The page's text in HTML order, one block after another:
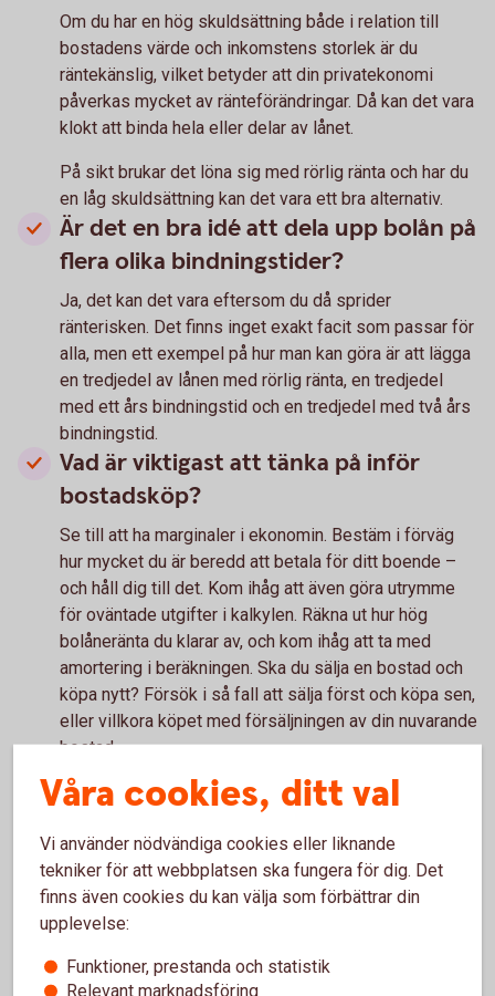
Om du har en hög skuldsättning både i relation till
bostadens värde och inkomstens storlek är du
räntekänslig, vilket betyder att din privatekonomi
påverkas mycket av ränteförändringar. Då kan det vara
klokt att binda hela eller delar av lånet.
På sikt brukar det löna sig med rörlig ränta och har du
en låg skuldsättning kan det vara ett bra alternativ.
Är det en bra idé att dela upp bolån på
flera olika bindningstider?
Ja, det kan det vara eftersom du då sprider
ränterisken. Det finns inget exakt facit som passar för
alla, men ett exempel på hur man kan göra är att lägga
en tredjedel av lånen med rörlig ränta, en tredjedel
med ett års bindningstid och en tredjedel med två års
bindningstid.
Vad är viktigast att tänka på inför
bostadsköp?
Se till att ha marginaler i ekonomin. Bestäm i förväg
hur mycket du är beredd att betala för ditt boende –
och håll dig till det. Kom ihåg att även göra utrymme
för oväntade utgifter i kalkylen. Räkna ut hur hög
bolåneränta du klarar av, och kom ihåg att ta med
amortering i beräkningen. Ska du sälja en bostad och
köpa nytt? Försök i så fall att sälja först och köpa sen,
eller villkora köpet med försäljningen av din nuvarande
bostad.
Bolån - allt du behöver veta
Ska du köpa hus, köpa lägenhet eller vill du ändra ditt
bolån? Vi hjälper dig med bostadslån. I vår
bolånekalkyl kan du räkna ut hur mycket du kan låna.
Våra cookies, ditt val
Vi använder nödvändiga cookies eller liknande
tekniker för att webbplatsen ska fungera för dig. Det
finns även cookies du kan välja som förbättrar din
upplevelse:
Funktioner, prestanda och statistik
Relevant marknadsföring